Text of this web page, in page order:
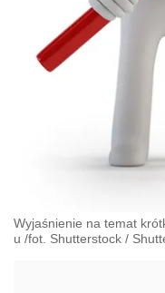
Wyjaśnienie na temat
u /fot. Shutterstock /